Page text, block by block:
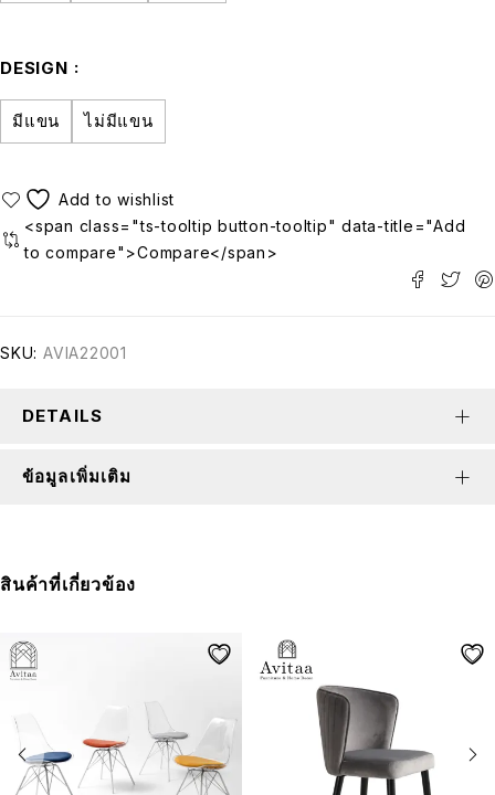
DESIGN
มีแขน ไม่มีแขน
<span class="ts-tooltip button-tooltip" data-title="Add
to compare">Compare</span>
SKU: AVIA22001
DETAILS
ข้อมูลเพิ่มเติม
สินค้าที่เกี่ยวข้อง